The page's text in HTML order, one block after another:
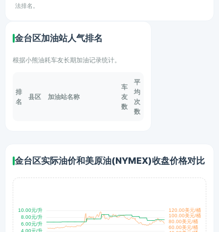
法排名。
金台区加油站人气排名
根据小熊油耗车友长期加油记录统计。
排
名
县区 加油站名称
车
友
数
平
均
次
数
金台区实际油价和美原油(NYMEX)收盘价格对比